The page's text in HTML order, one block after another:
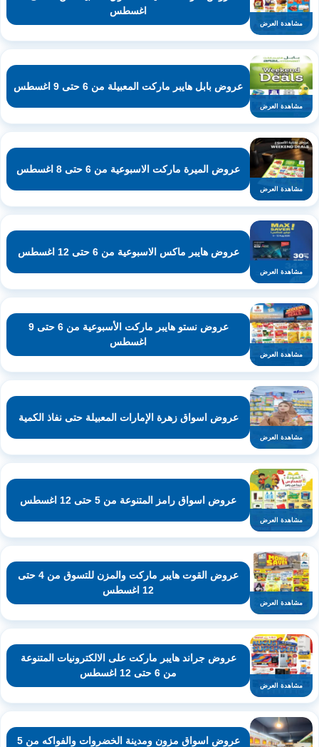
مشاهدة العرض
اغسطس
مشاهدة العرض
عروض بابل هايبر ماركت المعبيلة من 6 حتى 9 اغسطس
مشاهدة العرض
عروض الميرة ماركت الاسبوعية من 6 حتى 8 اغسطس
مشاهدة العرض
عروض هايبر ماكس الاسبوعية من 6 حتى 12 اغسطس
مشاهدة العرض
عروض نستو هايبر ماركت الأسبوعية من 6 حتى 9
اغسطس
مشاهدة العرض
عروض اسواق زهرة الإمارات المعبيلة حتى نفاذ الكمية
مشاهدة العرض
عروض اسواق رامز المتنوعة من 5 حتى 12 اغسطس
مشاهدة العرض
عروض القوت هايبر ماركت والمزن للتسوق من 4 حتى
12 اغسطس
مشاهدة العرض
عروض جراند هايبر ماركت على الالكترونيات المتنوعة
من 6 حتى 12 اغسطس
عروض اسواق مزون ومدينة الخضروات والفواكه من 5